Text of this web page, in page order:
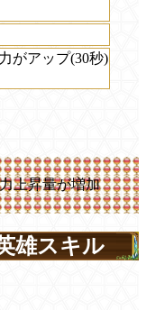
がアップ(30秒)
上昇量が増加
雄スキル